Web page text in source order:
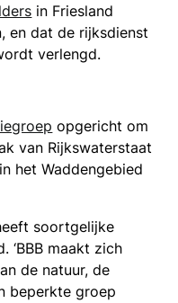
in Friesland
en dat de rijksdienst
verlengd.
opgericht om
van Rijkswaterstaat
het Waddengebied
soortgelijke
‘BBB maakt zich
de natuur, de
beperkte groep